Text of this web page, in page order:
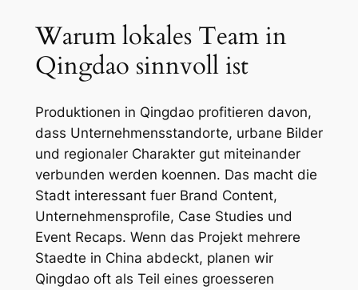
Warum lokales Team in
Qingdao sinnvoll ist
Produktionen in Qingdao profitieren davon,
dass Unternehmensstandorte, urbane Bilder
und regionaler Charakter gut miteinander
verbunden werden koennen. Das macht die
Stadt interessant fuer Brand Content,
Unternehmensprofile, Case Studies und
Event Recaps. Wenn das Projekt mehrere
Staedte in China abdeckt, planen wir
Qingdao oft als Teil eines groesseren